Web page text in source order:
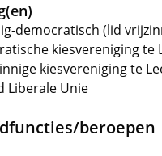
democratisch (lid
kiesvereniging te
kiesvereniging te
Liberale Unie
beroepen